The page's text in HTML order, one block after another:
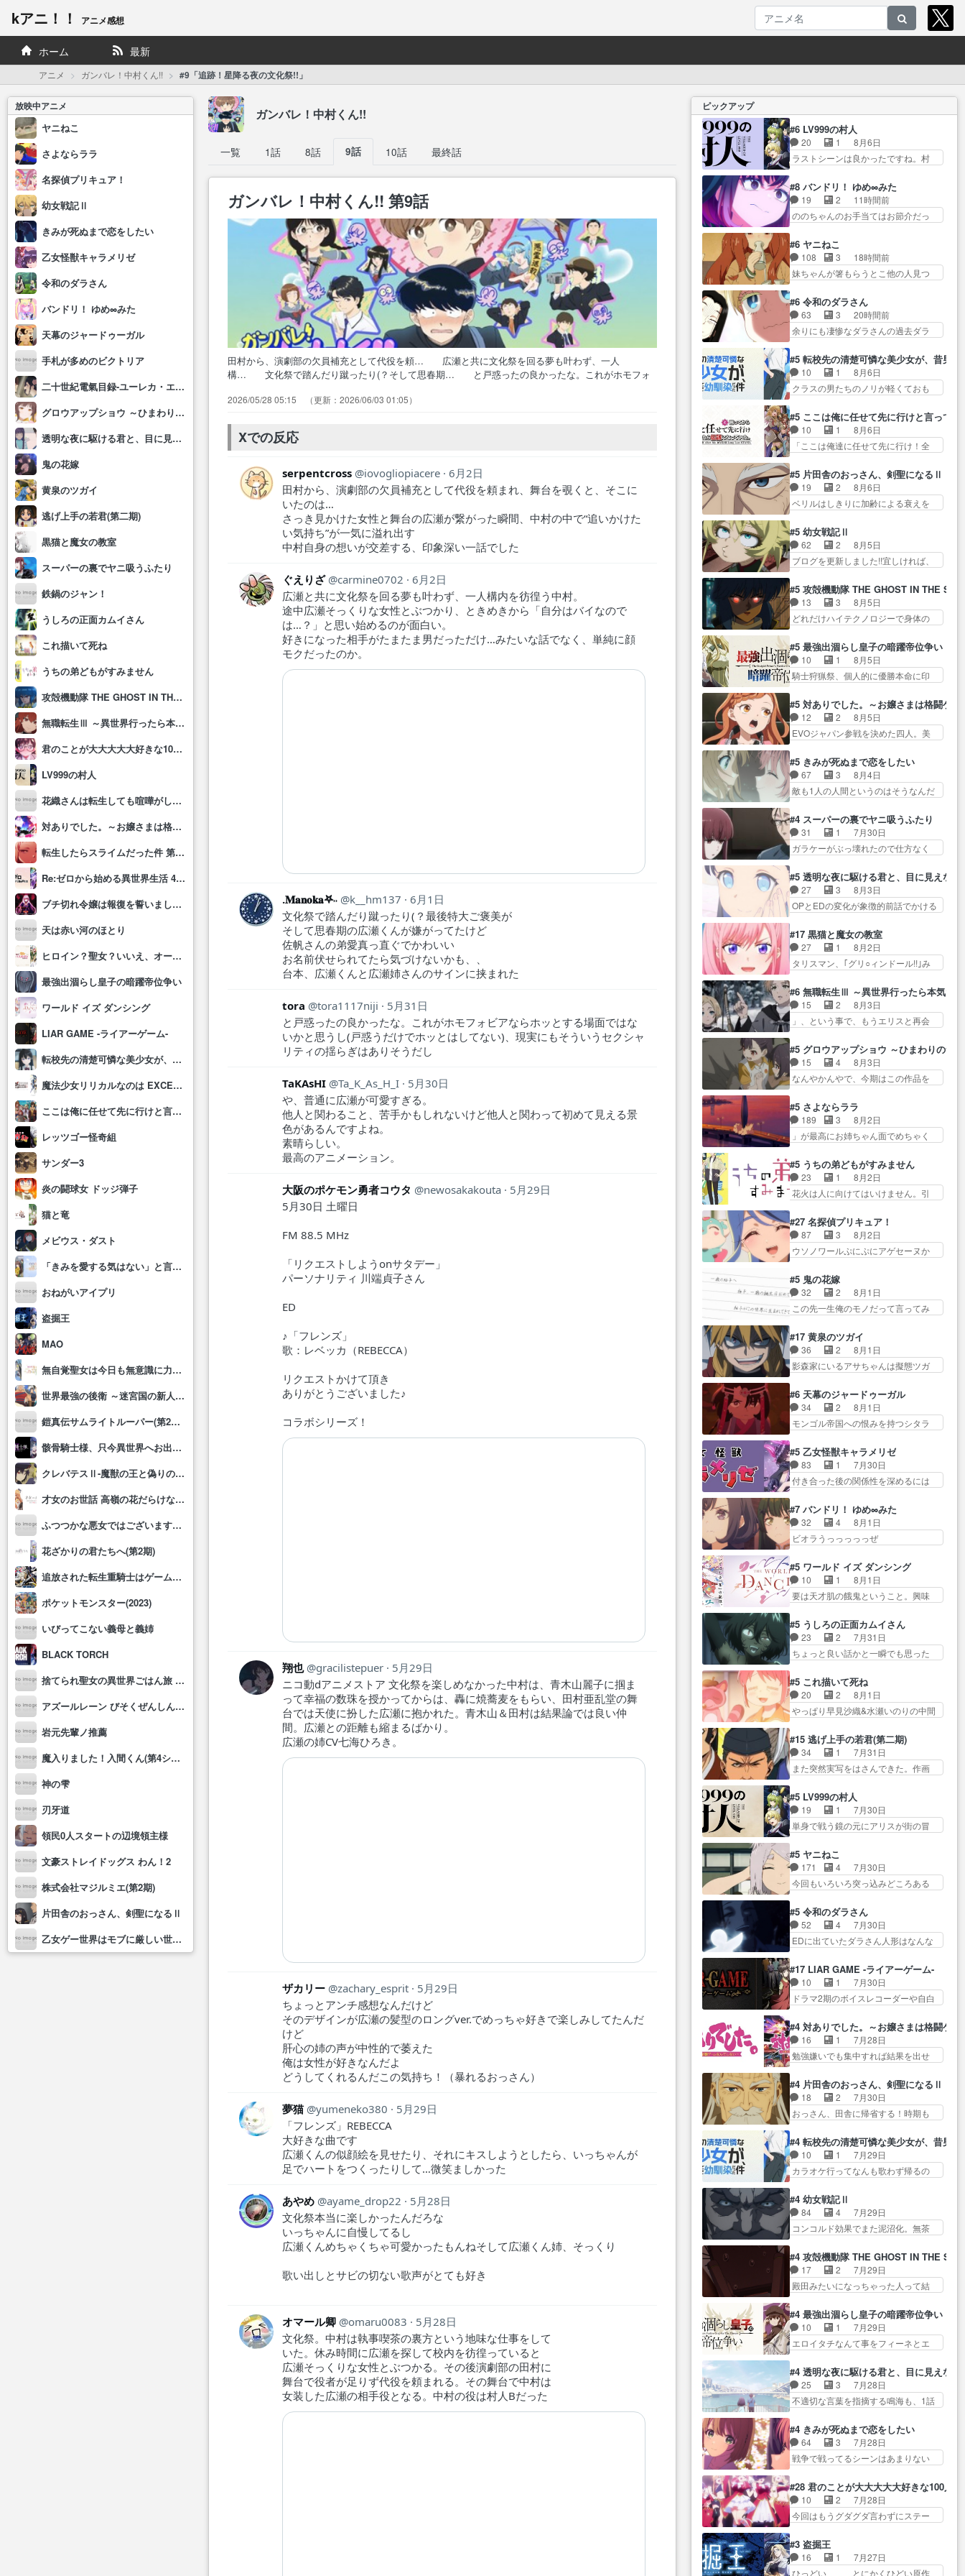
kアニ！！ アニメ感想
ホーム 最新
アニメ ガンバレ！中村くん!! #9「追跡！星降る夜の文化祭!!」
放映中アニメ
ヤニねこ
さよならララ
名探偵プリキュア！
幼女戦記Ⅱ
きみが死ぬまで恋をしたい
乙女怪獣キャラメリゼ
令和のダラさん
バンドリ！ ゆめ∞みた
天幕のジャードゥーガル
手札が多めのビクトリア
二十世紀電氣目録-ユーレカ・エヴリカ-
グロウアップショウ ～ひまわりのサーカス団～
透明な夜に駆ける君と、目に見えない恋をした。
鬼の花嫁
黄泉のツガイ
逃げ上手の若君(第二期)
黒猫と魔女の教室
スーパーの裏でヤニ吸うふたり
鉄鍋のジャン！
うしろの正面カムイさん
これ描いて死ね
うちの弟どもがすみません
攻殻機動隊 THE GHOST IN THE SHELL
無職転生Ⅲ ～異世界行ったら本気だす～
君のことが大大大大大好きな100人の彼女(第3期)
LV999の村人
花織さんは転生しても喧嘩がしたい
対ありでした。～お嬢さまは格闘ゲームなんてしない～
転生したらスライムだった件 第4期
Re:ゼロから始める異世界生活 4th season
ブチ切れ令嬢は報復を誓いました。 ～魔導書の力で祖国を叩き潰します～
天は赤い河のほとり
ヒロイン？聖女？いいえ、オールワークスメイドです(誇)！
最強出涸らし皇子の暗躍帝位争い
ワールド イズ ダンシング
LIAR GAME -ライアーゲーム-
転校先の清楚可憐な美少女が、昔男子と思って一緒に遊んだ幼馴染だった件
魔法少女リリカルなのは EXCEEDS Gun Blaze Vengeance
ここは俺に任せて先に行けと言ってから10年がたったら伝説になっていた。
レッツゴー怪奇組
サンダー3
炎の闘球女 ドッジ弾子
猫と竜
メビウス・ダスト
「きみを愛する気はない」と言った次期公爵様がなぜか溺愛してきます
おねがいアイプリ
盗掘王
MAO
無自覚聖女は今日も無意識に力を垂れ流す
世界最強の後衛 ～迷宮国の新人探索者～
鎧真伝サムライトルーパー(第2クール)
骸骨騎士様、只今異世界へお出掛け中Ⅱ
クレバテスⅡ-魔獣の王と偽りの勇者伝承-
才女のお世話 高嶺の花だらけな名門校で、学院一のお嬢様(生活能力皆無)を陰ながらお世話することになりました
ふつつかな悪女ではございますが～雛宮蝶鼠とりかえ伝～
花ざかりの君たちへ(第2期)
追放された転生重騎士はゲーム知識で無双する
ポケットモンスター(2023)
いびってこない義母と義姉
BLACK TORCH
捨てられ聖女の異世界ごはん旅 隠れスキルでキャンピングカーを召喚しました
アズールレーン びそくぜんしんっ！にっ!!
岩元先輩ノ推薦
魔入りました！入間くん(第4シリーズ)
神の雫
刃牙道
領民0人スタートの辺境領主様
文豪ストレイドッグス わん！2
株式会社マジルミエ(第2期)
片田舎のおっさん、剣聖になるⅡ
乙女ゲー世界はモブに厳しい世界です2
ガンバレ！中村くん!!
一覧 1話 8話 9話 10話 最終話
ガンバレ！中村くん!! 第9話
田村から、演劇部の欠員補充として代役を頼… 広瀬と共に文化祭を回る夢も叶わず、一人
構… 文化祭で踏んだり蹴ったり(？そして思春期… と戸惑ったの良かったな。これがホモフォ
ベ… ニコ動dアニメストア文化祭を楽しめなかっ… ちょっとアンチ感想なんだけどツイートの
2026/05/28 05:15 2026/06/03 01:05
Xでの反応
serpentcross iovogliopiacere
6月2日
田村から、演劇部の欠員補充として代役を頼まれ、舞台を覗くと、そこに
いたのは…
さっき見かけた女性と舞台の広瀬が繋がった瞬間、中村の中で“追いかけた
い気持ち”が一気に溢れ出す
中村自身の想いが交差する、印象深い一話でした
ぐえりざ carmine0702
6月2日
広瀬と共に文化祭を回る夢も叶わず、一人構内を彷徨う中村。
途中広瀬そっくりな女性とぶつかり、ときめきから「自分はバイなので
は…？」と思い始めるのが面白い。
好きになった相手がたまたま男だっただけ…みたいな話でなく、単純に顔
モクだったのか。
.𝐌𝐚𝐧𝐨𝐤𝐚𖤐˒˒ k__hm137
6月1日
文化祭で踏んだり蹴ったり(？最後特大ご褒美が
そして思春期の広瀬くんが嫌がってたけど
佐帆さんの弟愛真っ直ぐでかわいい
お名前伏せられてたら気づけないかも、、
台本、広瀬くんと広瀬姉さんのサインに挟まれた
tora tora1117niji
5月31日
と戸惑ったの良かったな。これがホモフォビアならホッとする場面ではな
いかと思うし(戸惑うだけでホッとはしてない)、現実にもそういうセクシャ
リティの揺らぎはありそうだし
TaKAsHI Ta_K_As_H_I
5月30日
や、普通に広瀬が可愛すぎる。
他人と関わること、苦手かもしれないけど他人と関わって初めて見える景
色があるんですよね。
素晴らしい。
最高のアニメーション。
大阪のポケモン勇者コウタ newosakakouta
5月29日
5月30日 土曜日
FM 88.5 MHz
「リクエストしようonサタデー」
パーソナリティ 川端貞子さん
ED
♪「フレンズ」
歌：レベッカ（REBECCA）
リクエストかけて頂き
ありがとうございました♪
コラボシリーズ！
翔也 gracilistepuer
5月29日
ニコ動dアニメストア 文化祭を楽しめなかった中村は、青木山麗子に掴ま
って幸福の数珠を授かってからは、轟に焼蕎麦をもらい、田村亜乱堂の舞
台では天使に扮した広瀬に抱かれた。青木山＆田村は結果論では良い仲
間。広瀬との距離も縮まるばかり。
広瀬の姉CV七海ひろき。
ザカリー zachary_esprit
5月29日
ちょっとアンチ感想なんだけど
そのデザインが広瀬の髪型のロングver.でめっちゃ好きで楽しみしてたんだ
けど
肝心の姉の声が中性的で萎えた
俺は女性が好きなんだよ
どうしてくれるんだこの気持ち！（暴れるおっさん）
夢猫 yumeneko380
5月29日
「フレンズ」REBECCA
大好きな曲です
広瀬くんの似顔絵を見せたり、それにキスしようとしたら、いっちゃんが
足でハートをつくったりして…微笑ましかった
あやめ ayame_drop22
5月28日
文化祭本当に楽しかったんだろな
いっちゃんに自慢してるし
広瀬くんめちゃくちゃ可愛かったもんねそして広瀬くん姉、そっくり
歌い出しとサビの切ない歌声がとても好き
オマール卿 omaru0083
5月28日
文化祭。中村は執事喫茶の裏方という地味な仕事をして
いた。休み時間に広瀬を探して校内を彷徨っていると
広瀬そっくりな女性とぶつかる。その後演劇部の田村に
舞台で役者が足りず代役を頼まれる。その舞台で中村は
女装した広瀬の相手役となる。中村の役は村人Bだった
ピックアップ
#6 LV999の村人
20 1
8月6日
ラストシーンは良かったですね。村
鬼モードフィンガーシリ… アリ
スと10年後に結婚の約束をした鏡ず
っ… カジノスタッフ募集するも
集まらない更に追… 王命でクル
ビ… 最強の村人・鏡との出会い
で少しは変わった… やはり何か
悲しい過去がありそうな。鏡の
深そうやね姫を舐… 新キャラが
登場早々変態扱いされてる件。
タ… まだまだお元気そうなお声
で……不意打ち過…
#8 バンドリ！ ゆめ∞みた
19 2
11時間前
ののちゃんのお手当てはお節介だっ
悪すぎるお近づきの印が… ・律
っちゃん明るくなったね♪・メンバー
の… 一難去ってまた一難、律が
ビオラの呪縛から… 「私はあな
め… 何が起きているのか！？次
週、みゅーたいぷ… ビオラ様、
律ちゃんを奪うのではなく敢え
も、それだけじゃど… あられ等
の学校へ転校してきた律の歓迎会
が… そろそろ解散イベント発生
かなっと思ったけ…
#6 ヤニねこ
108 3
18時間前
妹ちゃんが箸もらうとこ他の人見つ
のチェーンスモークはあ… 飲み
会途中でトイレに行って何故か江の
島に… アルねこを連れ戻しに来
た大家とヤクねこの… ２期第５
て… ・アルちゃん自由すぎ・カ
ンサイちゃん、ボ… ペンペンね
こ、見た目も言うことも完全に
まで行ったので大… 毒気がない
普通の話（当社比）だった最初
の… 居酒屋の名前は江田島みん
な極貧生活かと思…
#6 令和のダラさん
63 3
20時間前
余りにも凄惨なダラさんの過去ダラ
切りかなギャグも面白い… ガン
ガガン♪薫がなんかしっかり歌ってロ
マ… 姉巫女の誤算、クソみたい
な嫉妬の末路よ。… 私、そんな
で… このアニメはどこに行くの
だろう、面白すぎ… 姉のした事
はただ単に一族を絶滅させただ
合わせて親戚の家… 第６話感
想：薫くんアニメ､特撮､漫画､
ゲ… 特殊EDというか、『激昂無
頼!!ガン・バ…
#5 転校先の清楚可憐な美少女が、昔男
10 1
8月6日
クラスの男たちのノリが軽くておも
いを拗らせているタイプ… みな
もちゃんが透けブラしててびっくり
して… レベルのキャラが登場。
相変わらず顔や体の… 隼人が春
じ… 第５話をU-NEXTで視聴しま
した。視聴… ラブコメで天然ジ
ゴロというかナチュラルヒ… み
不安に… 無理なダイエットは禁
物だけど、なかなか結… 「これ
からもお手入れ、がんばりゅ」あり
が…
#5 ここは俺に任せて先に行けと言って
10 1
8月6日
「ここは俺達に任せて先に行け！全
ロックが今、2人にあと… 木下鈴
奈（@0suzuna0）が【マリー…
村ごと乗っ取られてたら流石に気付
かないか… 《漫画版少し読んだ
クは敵に容赦無くブスっといくから
気持… 勇者パーティー再結成し
て先にいけで激アツ… 爆縮、幻
な… ねぇ猫耳ガール、敵の根城
に乗り込む事を同… 世もや替え
が利くと復活Pとは？！もう来週…
#5 片田舎のおっさん、剣聖になるⅡ
19 2
8月6日
ベリルはしきりに加齢による衰えを
ていた限界を超えて命の… いい
んじゃないですか。魔物の群を発見
した… アマプラにて視聴終わ
り！サーベルボア討伐… を言い
り… 先生としてのベリルが好き
だけど、今回みた… 4人だけでサ
ーベルボアを狩りに行く。野
が暴れてると聞い… ちょっと年
齢の事を言いすぎとゆーか言い
訳… ベリルの母もやはり只者じ
ゃなかったかベリ…
#5 幼女戦記Ⅱ
62 2
8月5日
ブログを更新しました!!宜しければ、
選んだゼートゥーア… ゼートゥ
ーアの唯一の手駒が強すぎる笑あ
お… 私にとって完全にご褒美回
ゼー様の葉巻シー… やはりター
が… “貧乏籤百連無料ガチャ”100
連でも1回… 2期入ってから地味
だよね。ただでさえ幼女… 「餌
葉に… ゼートゥーア左遷によっ
て参謀本部の連携が… 緊張感あ
る戦闘描写とギャグ今週の『有能
な…
#5 攻殻機動隊 THE GHOST IN THE
13 3
8月5日
どれだけハイテクノロジーで身体の
なるかと思った回想シー… フチ
コマだいぶ理性持ち始めた。この世
界の… 原作読んだのもう何年も
前なのに、覚えてる… コイルの
導… やまとん1号はどこの部分で
使うのだろう？… 日本とロシア
が絡む政治の話かつ色々な用
しまし… 前回同様『イノセン
ス』を含む押井・神山版… 第５
話「EPISODEラストの母親の気持…
#5 最強出涸らし皇子の暗躍帝位争い
10 1
8月5日
騎士狩猟祭、個人的に優勝本命に印
のが面倒な時は古代魔法… エル
ナがチートすぎる笑アルは最初から
自分… プラネット・ウィズ展開
アツいな「騎士狩猟… 麦茶どこ
ぐ… 第５話をABEMAで視聴しま
した。視聴に… 復讐に燃える吸
血鬼兄弟の弟ですいいキャラ…
皇帝… ウサギ好きそうな王女殿
下がかわいい。幼馴… ついに始
まった狩猟祭。エルナの活躍で上
位…
#5 対ありでした。～お嬢さまは格闘ゲ
12 2
8月5日
EVOジャパン参戦を決めた四人。美
いと思ってた(無くて… 見た目は
気品溢れてるのに中身は…美緒マ
マ… テーマ：格ゲー大会に行く
には？感想は、美… 大会を前に
本… 東京で開催される格ゲー大
会に参加すること… Japanに向け
て外泊届にサインをもらっ… 長
よ… 旅の支度全部やってくれる
先輩、なんだかん… 第５話をｄ
アニメストアで視聴しました。視…
#5 きみが死ぬまで恋をしたい
67 3
8月4日
敵も1人の人間というのはそうなんだ
どういう意味だろうな… ミミを
人間に戻して欲しいでも自分達が代
わ… ご視聴ありがとうございま
した見るたびに切… 誰かと思っ
方… 第５話感想：コ□した相手に
も家族や…､戦… つらい回だ……
つらすぎる……。エスタ先輩…
の関係… 確かに相手にも家族や
大切な人はいるけど、… 白シャ
ツが作業着みたいなもんなんですか
ね…
#4 スーパーの裏でヤニ吸うふたり
31 1
7月30日
ガラケーがぶっ壊れたので仕方なく
年くらいに思ってたけど… やは
り出オチ感が否めず、エピソードの
打率… 田山さんが佐々木さんに
沼っていく…こんな… 佐々木さ
じ… 佐々木がガラケーからスマ
ホに変えるって、… もうドラマ
版孤独のグルメファンコンテン
佐々木さんの優しさ… 先行で見
た時より2人のやり取りに癒しを
感… ABEMA版の7〜8話佐々木が
実年齢以上…
#5 透明な夜に駆ける君と、目に見えない
27 3
8月3日
OPとEDの変化が象徴的前話でかける
った世界。どんな女… そうか、
こんな風に見えてるのかぁ。かけ
る… 完全な両片思いになりまし
たねぇ…OPとE… 余計な物は描
ん… 光も感じない完全な盲目な
んやね…おめかし… 母役に能登
さんって禁じ手使ってきたー！
て良かった本当… 股に海豚を挟
み水上バスでの会話を反芻…
恋… OPEDとも無人バージョンか
ら主人公２人…
#17 黒猫と魔女の教室
27 1
8月2日
タリスマン、｢グリ○ィンドール!!｣み
で力を合わせて倒… アリアはホ
ントスピカが大好きだよね。ツ
ン… 一等級ポテンシャルのアリ
アちゃん可愛くて… そういや、
… とうとうアリアと直接競う場
がきたこれまで… 毎度ながらの
スピカの顔面芸推しのハナち
味ダダ漏れで好き… 期末試験が
始まろうとしておりスピカは対
策… 能力鑑定胸像タリスマン氏
容姿も評価してし…
#6 無職転生Ⅲ ～異世界行ったら本気だ
15 2
8月3日
」、という事で、もうエリスと再会
てルーデウスの成長が確… 人間
関係の清算が粛々と進められている
サラ… サラとの関係に対して完
全に「昔の女」とし… ルーシー
微… サラとは会ってほしいちゃ
んとした別れ方し… サラは未練0
だと言っていたけど人の気持
モヤする別れ方だ… 役で出演さ
せていただきました！よろしく
お… 毎クールメインヒロインを
好きになっちゃう…
#5 グロウアップショウ ～ひまわりのサ
15 4
8月3日
なんやかんやで、今期はこの作品を
減らない(^_^;サ… 葵ちゃん可愛
すぎるな楠木ともりちゃんの
ね… デフォルメされた表情が特
に多かったのが印… 葵＆茜の回
ひ… 互いが互いのことを想って
いるのにすれ違っ… 第５話をｄ
アニメストアで視聴しました。
練習したい〟と言… 本当この作
品は「キャラ」を活かすのがう
ま… みずかちゃんの介入で双子
の仲にヒビが………
#5 さよならララ
189 3
8月2日
」が最高にお姉ちゃん面でめちゃく
ラスの弁償は求められた… 逡巡
を振り切ってみんなに謝ったララの
思い… 仕事に馴染めない辺り観
ていて苦しいところ… ララちゃ
い… ララと茉里とで初のアルバ
イト。七転八倒し… 労働するプ
リンセスえらい。プリンセスの
べて、帰りにカメ… ララが働く
事でのてんやわんや。働いて大
変… 地道に働き人と関わる日々
の中に愛を見いだ…
#5 うちの弟どもがすみません
23 1
8月2日
花火は人に向けてはいけません。引
たことなかったっけ！1… ってお
名前を見たんだけどあの中村大樹さ
ん… 糸ちゃんカッケー、色んな
意味でwゲームが… 姉から性的興
わ… テーマ：引きこもりの理由
感想は、久しぶり… 元ゲーマー
なので、はちゃめちゃ楽しく作
おかしいね(*´… 糸と源ははよ好
きおうとると言わんかい！引…
ショウくんと対等に話すためにゲー
ムをする…
#27 名探偵プリキュア！
87 3
8月2日
ウソノワールぷにぷにアゲセーヌか
争奪戦をやったと。… 記憶を取
り戻し正式に探偵事務所で働き始
め… ポワロ、元ネタを解説して
原作に誘導するの… くれあさん
ょ… ・急にクイズ番組が始まっ
たw・妖精ウソノ… るるかの助手
だった？今回が初めての探偵
レアさん探偵すぎ… 突然のポア
ロクイズは草なんよ。んで、あ
ん… 今回からついにくれあが探
偵事務所の仲間に…
#5 鬼の花嫁
32 2
8月1日
この先一生俺のモノだって言ってみ
ゼント………とは思っ… 玲夜さ
ん柚子に18年分の誕生日プレゼン
ト… 柚子は鬼龍院家から初めて
学校に通う事にな… プレゼント
レ… 玲夜さまサプライズの、こ
れまでの柚子ちゃ… 玲夜から柚
子へ17年分の誕生日&を未来に…
な… 梅原の人が18歳になるまで
の誕生プレゼン… なよなよした
男（cv石田彰）梅ちゃんがた…
#17 黄泉のツガイ
36 2
8月1日
影森家にいるアサちゃんは擬態ツガ
や気持ちを汲んで熱くな… 屋敷
にアサはいなかった逆にガブちゃん
はい… 影森の当主が際限なくツ
ガイを増やせるのに… 今回はも
怒… ユルと戦った時から伏線が
張られていたのが… しかしアサ
は、兄様に会いたいbotだと思…
アキオの… 色々とひっかけがあ
って、最終的に嫌な終わ… ゴン
ゾウが従える大量のツガイに何事か
と思…
#6 天幕のジャードゥーガル
34 2
8月1日
モンゴル帝国への恨みを持つシタラ
るのだけどいつの間にか… オゴ
タイの妃になってもその心は晴れ
ず、モ… ドレゲネの過去、宝石
だった彼女が人になり… ドレゲ
タ… 年上旦那が良い人でも、女
は宝石でただ笑っ… ダイルの儀
式の神々しさたるや。一気に空
情の言葉しか…シ… 奥様に悲し
い過去…萌え袖が可愛いね、と
思… ドレゲネとシタラ、2人だけ
の同盟が結成さ…
#5 乙女怪獣キャラメリゼ
83 1
7月30日
付き合った後の関係性を深めるには
コングなのいい味付けだ… ずっ
とメスってて何この可愛い生物。ク
ラス… 付き合い始めたら始めた
でまた違った悩みが… と一歩ず
の… ツインテールが可愛いお茶
目な妹ちゃんです… しかも過去
も重いんかいかつては自分に自
からかしらお顔が… 黒絵「怪獣
に憧れるのはいいけど自分自身
が… 素の自分はどちらなのかは
まだ不明だが見せ…
#7 バンドリ！ ゆめ∞みた
32 4
8月1日
ビオラうっっっっっぜ
ちゃん、僕っ子になってから取り戻
し… ビオラが悪魔すぎて気分が
悪くなってきたこ… 声優まとめ
ました(７話まで)仲町あられ/… ビ
wwwこ… 自信あれば評価なんて
気にしないし、充実し… ・バー
チャルだけど、みゅーたいぷ初ライ
たら歌唱シーン… の、らいぶシ
ーン＿!!­­--­­--­… それだけでええや
ん！！しかし、ビオラが仕…
#5 ワールド イズ ダンシング
10 1
8月1日
要は天才肌の餓鬼ということ。興味
かった？鬼夜叉が田楽の… 猿楽
の鬼夜叉と田楽の増次郎。小さない
ざこ… 着眼点は良くとも、先鋭
的すぎるのか。芸能… 鬼夜叉は
条… 観世座を離れ、三条坊門御
所で日々を送る鬼… 「お前(鬼夜
叉)が凄いのではなく客が凄い…
猫の動き… 登場人物の我が強
い。新しい獅子舞に拘って… 第
５話をprimevideoで視聴しまし…
#5 うしろの正面カムイさん
23 2
7月31日
ちょっと良い話かと一瞬でも思った
めてなかった？白雪碧さ… 今日
も1日お疲れ様でした～───昨晩～
今… 幼女に拾われたお市ちゃん
の恩返し。化け猫… 役にて出演
ン… トイ・ストーリーみたいな
始まり。流石に除… 猫相手にな
んでそんなに…と思ったらそう
化け猫は油が好物… 今回はあか
やし1体のみで15分。金持ちの…
今更だけど霊が性行為で祓えること
は何とな…
#5 これ描いて死ね
20 2
8月1日
やっぱり早見沙織&水瀬いのりの中間
とになってたんだっけ… 登場人
物が増えてわいわいしたところが好
き… 初コミティアで２０冊刷り
は妥当だよね。俺… 藤森さんの
が⋯… 〜漫画に「想い」をこめ
よう｣娘に漫画であ… 何回この作
品に泣かされるのだろう。光が
っていいなあ。同… コミティア
参加のしおりを徹夜で作る先生
(… お母さん、娘にあんな漫画描
かれたら泣いち…
#15 逃げ上手の若君(第二期)
34 1
7月31日
また突然実写をはさんできた。作画
る事と分かると水を得た… 30歳
まで童貞だと魔法使いになれるとい
う… こっちの諏訪の三大将もま
たクセが強いw色… 頼重が完全に
が… 弧次郎「欲を我慢して強く
なれるなら大飯食… 変化球な演
出も交えながらの状況説明が本
した！最終的に… この高らかな
DT宣言、合田一人に通じるも…
この作品は近年稀に見るおっさんキ
ャラの充…
#5 LV999の村人
19 1
7月30日
単身で戦う鏡の元にアリスが街の冒
に飲み込まれた転生者と… みん
なががんばってくれたアリスの父ち
ゃん… 成長限界が999である村人
と定めた上位存… 大規模バトル
り… やっぱり勇者より強かった
か笑統率力LV9… 普通の人間の親
子やーん総務課長と娘の女子…
の… そのために役割を超越する
者の出現させるた… アリスのお
陰で他の勇者達も共闘してくれ魔…
#5 ヤニねこ
171 4
7月30日
今回もいろいろ突っ込みどころある
の話が尋常じゃない雰囲… 妹子
ちゃんの恋愛話をしたり、タバコを
生産… ここうっすら思ったこと
ズバリ言ってくれて… おかし
配… ヤクねこのクワガタ取りの
話見て切なくなっ… 普段は選別
された4～600レスを2,30… 隠し
正… なんか今日はかなり一瞬で
終わっちまったっ… 先週と比べ
てまだまともに見えた。4話は過…
#5 令和のダラさん
52 4
7月30日
EDに出ていたダラさん人形はなんな
生まれた日』をダラさ… 陰惨な
過去がきっちり現代に継承されてい
る… ダラさんと姉弟の母との出
会いの話やはりダ… ダラさんの
人… 第５話感想：２人の過剰な
貢ぎ物?の礼とし… 第５話感想：
姉のお誕生会にダラさんを招
替わってるのね… こんなデカイ
のどうやって運ぶんだよ！？
姉… ダラさん、人型形態にもな
れるんか!?w髪…
#17 LIAR GAME -ライアーゲーム-
10 1
7月30日
ドラマ2期のボイスレコーダーや自白
をつくのが抜群に上手… 昼の国
の奴らも馬鹿が多いが、夜の国も同
じ… ご視聴ありがとうございま
した来週もよろし… 握った◯治
レ… ヨコヤの頭の回転の速さと
人間の心理を利用… 夜の国のヨ
コヤ支配がますますひどく……。
裁支配を強化、… やはりヨコヤ
いいですね。昼の国が勝てる
流… 役で出演いたしました。次
回も緊張が止まり…
#4 対ありでした。～お嬢さまは格闘ゲ
16 1
7月28日
勉強嫌いでも集中すれば結果を出せ
しむ４人。だが、期末試… どん
なゲームも相手が強すぎるとやる気
無く… テーマ：テスト勉強と大
会感想は、美緒がテ… すげーー
優… 深夜の格ゲー対戦よりテス
トの方がよっぽど… 真剣に授業
を受けて、夜は珠樹の部屋で格
勉強会！美緒ちゃ… 受験勉強と
戦闘の2択なら戦闘を選ぶ娘w
美… 勉強嫌いでバトルを選ぶっ
て、ひぐらしの沙…
#4 片田舎のおっさん、剣聖になるⅡ
18 2
7月30日
おっさん、田舎に帰省する！時期も
副団長、年長者が強い順… 底知
れない爺さんには夢が詰まってると
思う… クルニ、ヘンブリッツ、
ミュイと一緒におっ… 帰省、お
確… 父親から手紙が来た。サー
ベルボアの退治の… ここでヘン
ブリッツくんが同行するのが変
に・ベリルはミュ… おっさんの
親となるとお爺ちゃんだよね孫
扱… ・ベリル、実家に帰ること
に・ベリルはミュ…
#4 転校先の清楚可憐な美少女が、昔男
10 1
7月29日
カラオケ行ってなんも歌わず帰るの
めっちゃ可愛いぞ！！！… どう
やらあの女優さんが春希のお母さん
のよ… 春希ちゃん姫ちゃんに野
菜の子も凄え可愛い… 隼人くん
全… 第４話をU-NEXTで視聴しま
した。視聴… スマホを買うた
め、都心で待ち合わせをした…
だかん… いきなりシリアス展開
ぶち込んでくるじゃん… 春希の
家庭事情は複雑。食事とか隼人が親
身…
#4 幼女戦記Ⅱ
84 4
7月29日
コンコルド効果でまた泥沼化。無茶
自らが行う煙草と葉巻は… ブロ
グを更新しました!!宜しければ、是
非… 計画通りにはいかないね笑
やり遂げた(ほぼ… 今回もターニ
し… 白髪の男性が語った家族を
失った喪無感が、… 連邦に対し
て有利な講話条件を引き出すた
ターニャの勝利軍… 犠牲を払っ
ても良いならお前たちが前線へ
行… 戦闘がアッサリし過ぎじゃ
ない？戦争がメイ…
#4 攻殻機動隊 THE GHOST IN THE
17 2
7月29日
殿田みたいになっちゃった人って結
と思ってたら、トグサが… あの
見た目もうただのロボでしかないん
だよ… 俺らの汗拭きそりゃいや
だろwwバトー＆ト… イノセンス
イ… アダム・リンクやジェイム
スン(教授)型サ… アンドロイドも
おっさんの汗を拭くのは嫌や…
ったエピ… コミカルなのにも慣
れてきました。１話でし… ロボ
ットの反乱は今となっては良くある
話し…
#4 最強出涸らし皇子の暗躍帝位争い
10 1
7月29日
エロイタチなんて事をフィーネとエ
た事を…フィーネは自分… モン
スターを呼ぶ笛？黒幕は狩猟祭とは
関係… 平凡な少女に見える眼鏡w
眼鏡属性は持ち合… 神アニメ、
の… フィーネがアルノルトに活
躍してもらいたが… 第４話を
ABEMAで視聴しました。視聴
２度目のデート出… マジできな
臭いぞ帝位争い。姉からの刺客
を… ふぃーねと町の様子を見に
行ったら町中で窃…
#4 透明な夜に駆ける君と、目に見えない
25 3
7月28日
不適切な言葉を指摘する鳴海も、1話
り微笑ましいw良い奴… どう接し
ていいのかわからず戸惑うかける
も… 盲目だと相手の表情も分か
らないからどう思… 今期のバッ
… 初デートで冬月を笑わせよう
とする姿も冬月… 特に大きな事
件やイベントが起きるでもな
うとする姿も冬月… 3話までは主
人公がどうでもいいことでず
っ… 花火購入に浅草へ…行き当
#4 きみが死ぬまで恋をしたい
64 3
7月28日
戦争で戦ってるシーンはあまりない
れなかったようなシーナ… ミミ
の存在で揺らぐ14クラス約束された
死… ミミの秘密をあっさり受け
入れたのは拍子抜… 蘇生魔法っ
手… 蘇生魔法ヤバイけどミミい
なかったら詰んで… アニメオタ
#28 君のことが大大大大大好きな100人
10 2
7月28日
今回はもうグダグダ言わずにステー
大好きな１００人の彼女… 100カ
ノ版ラブライブ！？こういうのは
人… 俺、みんなのレッスン動画
#3 盗掘王
16 1
7月27日
ひっどい、、、とにかくひどい原作